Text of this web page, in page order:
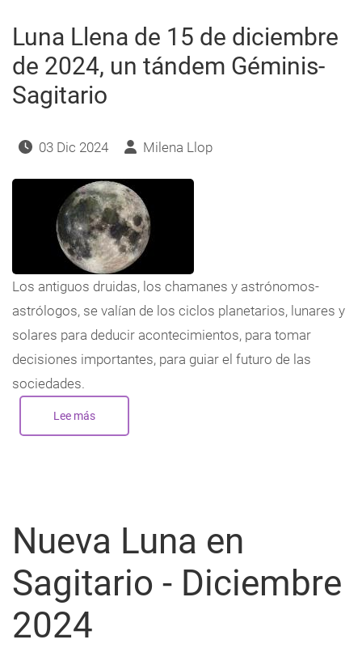
Luna Llena de 15 de diciembre
de 2024, un tándem Géminis-
Sagitario
03 Dic 2024 Milena Llop
Los antiguos druidas, los chamanes y astrónomos-
astrólogos, se valían de los ciclos planetarios, lunares y
solares para deducir acontecimientos, para tomar
decisiones importantes, para guiar el futuro de las
sociedades.
Lee mássobre
Llena
tándem
Géminis-
Sagitario
Nueva Luna en
Sagitario - Diciembre
2024